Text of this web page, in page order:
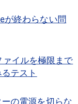
が終わらない問
イルを極限まで
テスト
の電源を切らな